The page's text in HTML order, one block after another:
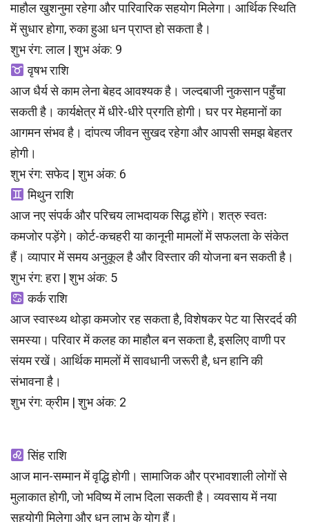
माहौल खुशनुमा रहेगा और पारिवारिक सहयोग मिलेगा। आर्थिक स्थिति
में सुधार होगा, रुका हुआ धन प्राप्त हो सकता है।
शुभ रंग: लाल | शुभ अंक: 9
वृषभ राशि
आज धैर्य से काम लेना बेहद आवश्यक है। जल्दबाजी नुकसान पहुँचा
सकती है। कार्यक्षेत्र में धीरे-धीरे प्रगति होगी। घर पर मेहमानों का
आगमन संभव है। दांपत्य जीवन सुखद रहेगा और आपसी समझ बेहतर
होगी।
शुभ रंग: सफेद | शुभ अंक: 6
मिथुन राशि
आज नए संपर्क और परिचय लाभदायक सिद्ध होंगे। शत्रु स्वतः
कमजोर पड़ेंगे। कोर्ट-कचहरी या कानूनी मामलों में सफलता के संकेत
हैं। व्यापार में समय अनुकूल है और विस्तार की योजना बन सकती है।
शुभ रंग: हरा | शुभ अंक: 5
कर्क राशि
आज स्वास्थ्य थोड़ा कमजोर रह सकता है, विशेषकर पेट या सिरदर्द की
समस्या। परिवार में कलह का माहौल बन सकता है, इसलिए वाणी पर
संयम रखें। आर्थिक मामलों में सावधानी जरूरी है, धन हानि की
संभावना है।
शुभ रंग: क्रीम | शुभ अंक: 2
सिंह राशि
आज मान-सम्मान में वृद्धि होगी। सामाजिक और प्रभावशाली लोगों से
मुलाकात होगी, जो भविष्य में लाभ दिला सकती है। व्यवसाय में नया
सहयोगी मिलेगा और धन लाभ के योग हैं।